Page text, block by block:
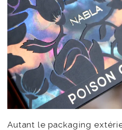
Autant le packaging